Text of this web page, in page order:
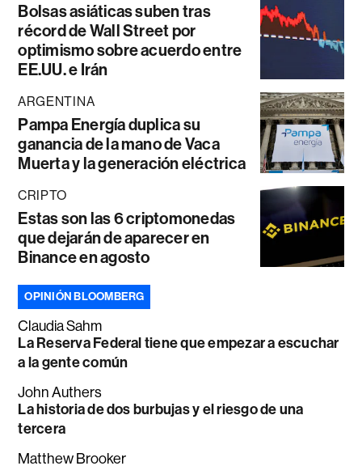
Bolsas asiáticas suben tras
récord de Wall Street por
optimismo sobre acuerdo entre
EE.UU. e Irán
ARGENTINA
Pampa Energía duplica su
ganancia de la mano de Vaca
Muerta y la generación eléctrica
CRIPTO
Estas son las 6 criptomonedas
que dejarán de aparecer en
Binance en agosto
OPINIÓN BLOOMBERG
Claudia Sahm
La Reserva Federal tiene que empezar a escuchar
a la gente común
John Authers
La historia de dos burbujas y el riesgo de una
tercera
Matthew Brooker